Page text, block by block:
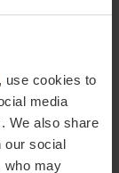
, use cookies to
media
We also share
our social
who may
und